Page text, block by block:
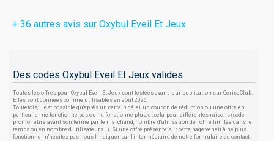
+ 36 autres avis sur Oxybul Eveil Et Jeux
Des codes Oxybul Eveil Et Jeux valides
Toutes les offres pour Oxybul Eveil Et Jeux sont testées avant leur publication sur CeriseClub.
Elles sont données comme utilisables en août 2026.
Toutefois, il est possible qu'après un certain délai, un coupon de réduction ou une offre en
particulier ne fonctionne pas ou ne fonctionne plus, et cela, pour différentes raisons (code
promo retiré avant son terme par le marchand, nombre d'utilisation de l'offre limitée dans le
temps ou en nombre d'utilisateurs...). Si une offre présente sur cette page venait à ne plus
fonctionner, n'hésitez pas nous l'indiquer par l'intermédiaire de notre formulaire de contact.